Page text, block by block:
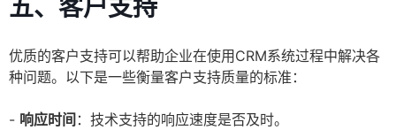
五、客户支持
优质的客户支持可以帮助企业在使用CRM系统过程中解决各
种问题。以下是一些衡量客户支持质量的标准：
- 响应时间 ：技术支持的响应速度是否及时。